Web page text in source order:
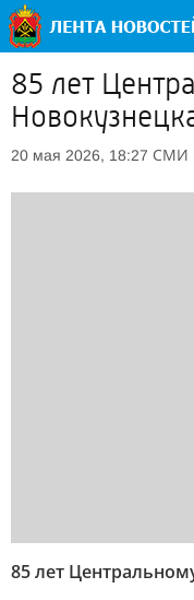
85 лет
20 мая 2026, 18:27 СМИ
85 лет